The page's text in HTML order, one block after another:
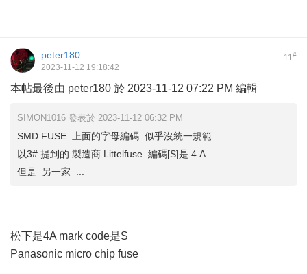
11 #
peter180
2023-11-12 19:18:42
本帖最後由 peter180 於 2023-11-12 07:22 PM 編輯
SIMON1016 發表於 2023-11-12 06:32 PM
SMD FUSE 上面的字母編碼 似乎沒統一規範
以3# 提到的 製造商 Littelfuse 編碼[S]是 4 A
但是 另一家 ...
松下是4A mark code是S
Panasonic micro chip fuse